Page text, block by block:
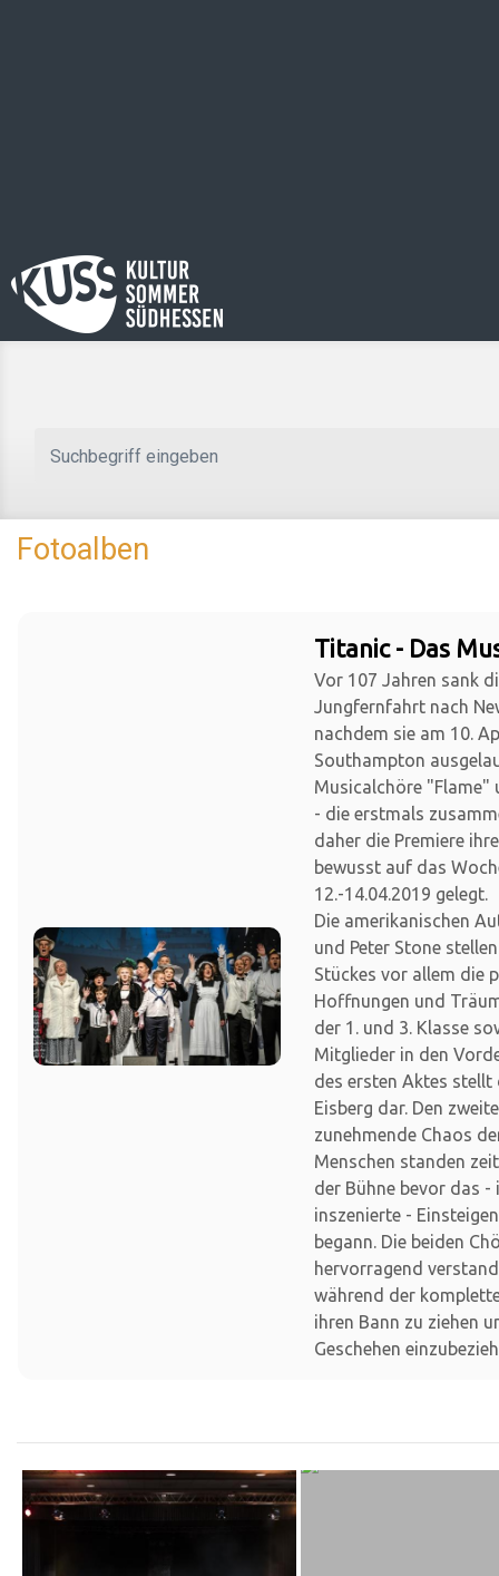
Fotoalben
Titanic - Das
Vor 107 Jahren sank
Jungfernfahrt nach
nachdem sie am 10.
Southampton
Musicalchöre "Flame"
- die erstmals
daher die Premiere
bewusst auf das
12.-14.04.2019 gelegt.
Die amerikanischen
und Peter Stone
Stückes vor allem die
Hoffnungen und
der 1. und 3. Klasse
Mitglieder in den
des ersten Aktes
Eisberg dar. Den
zunehmende Chaos
Menschen standen
der Bühne bevor das
inszenierte -
begann. Die beiden
hervorragend
während der
ihren Bann zu ziehen
Geschehen